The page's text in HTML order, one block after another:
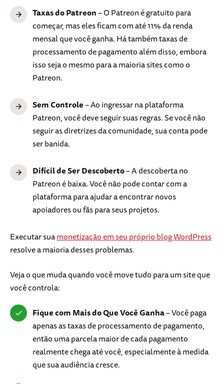
Taxas do Patreon– O Patreon é gratuito para
começar, mas eles ficam com até 11% da renda
mensal que você ganha. Há também taxas de
processamento de pagamento além disso, embora
isso seja o mesmo para a maioria sites como o
Patreon.
Sem Controle– Ao ingressar na plataforma
Patreon, você deve seguir suas regras. Se você não
seguir as diretrizes da comunidade, sua conta pode
ser banida.
Difícil de Ser Descoberto– A descoberta no
Patreon é baixa. Você não pode contar com a
plataforma para ajudar a encontrar novos
apoiadores ou fãs para seus projetos.
Executar suamonetização em seu próprio blog WordPress
resolve a maioria desses problemas.
Veja o que muda quando você move tudo para um site que
você controla:
Fique com Mais do Que Você Ganha– Você paga
apenas as taxas de processamento de pagamento,
então uma parcela maior de cada pagamento
realmente chega até você, especialmente à medida
que sua audiência cresce.